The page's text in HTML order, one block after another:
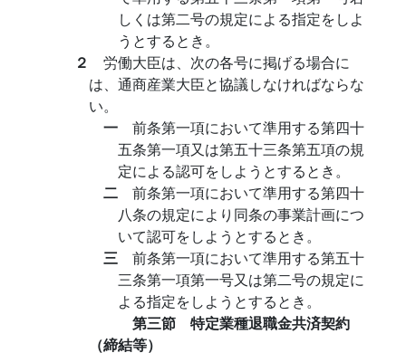
しくは第二号の規定による指定をしよ
うとするとき。
２ 労働大臣は、次の各号に掲げる場合に
は、通商産業大臣と協議しなければならな
い。
一 前条第一項において準用する第四十
五条第一項又は第五十三条第五項の規
定による認可をしようとするとき。
二 前条第一項において準用する第四十
八条の規定により同条の事業計画につ
いて認可をしようとするとき。
三 前条第一項において準用する第五十
三条第一項第一号又は第二号の規定に
よる指定をしようとするとき。
第三節 特定業種退職金共済契約
（締結等）